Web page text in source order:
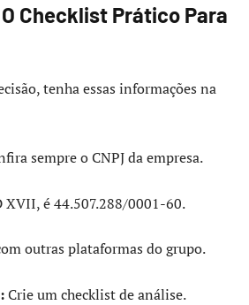
Checklist Prático Para
tenha essas informações na
sempre o CNPJ da empresa.
XVII, é 44.507.288/0001-60.
outras plataformas do grupo.
Crie um checklist de análise.